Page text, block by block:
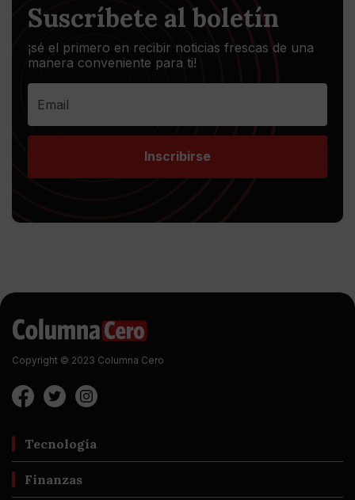
Suscríbete al boletín
¡sé el primero en recibir noticias frescas de una
manera conveniente para ti!
Inscribirse
Copyright © 2023 Columna Cero
Tecnología
Finanzas